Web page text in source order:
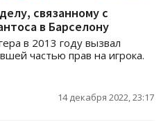
связанному с
в Барселону
в 2013 году вызвал
частью прав на игрока.
14 декабря 2022, 23:17